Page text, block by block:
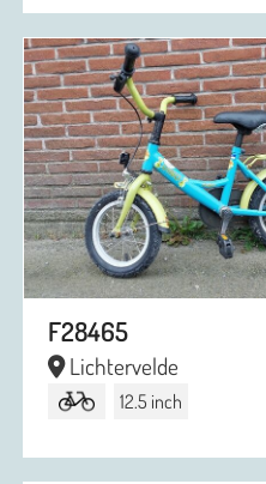
F28465
Lichtervelde
12.5 inch